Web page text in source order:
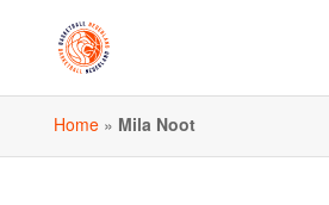
Home» Mila Noot